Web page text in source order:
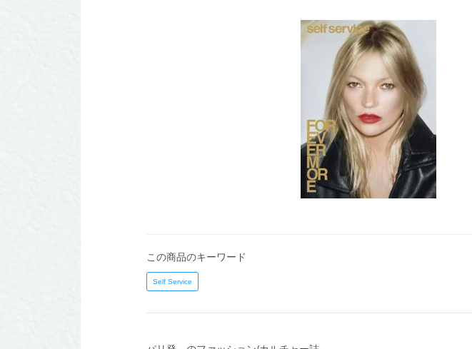
この商品のキーワード
Self Service